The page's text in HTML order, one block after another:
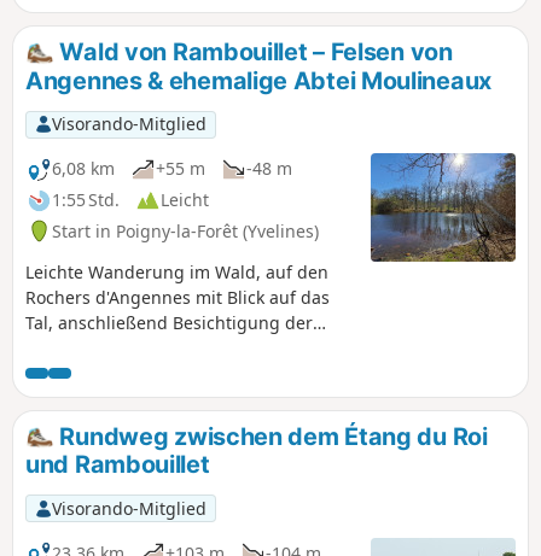
Wald von Rambouillet – Felsen von
Angennes & ehemalige Abtei Moulineaux
Visorando-Mitglied
6,08 km
+55 m
-48 m
1:55 Std.
Leicht
Start in Poigny-la-Forêt (Yvelines)
Leichte Wanderung im Wald, auf den
Rochers d'Angennes mit Blick auf das
Tal, anschließend Besichtigung der
Moulineaux. Achtung! Mehrere
Wanderer haben darauf hingewiesen,
dass die Route an der Stelle der
ehemaligen Abtei zwischen den
Punkten (1) und (2) schwer zu finden ist
Nach letzten Informationen ist der Weg
in der Nähe der ehemaligen Abtei
derzeit gesperrt und gefährlich. Die
Rundweg zwischen dem Étang du Roi
und Rambouillet
Visorando-Mitglied